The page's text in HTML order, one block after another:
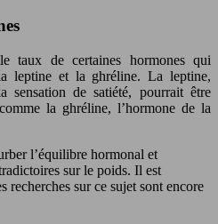
taux de certaines hormones qui
leptine et la ghréline. La leptine,
sensation de satiété, pourrait être
la ghréline, l’hormone de la
l’équilibre hormonal et
sur le poids. Il est
recherches sur ce sujet sont encore